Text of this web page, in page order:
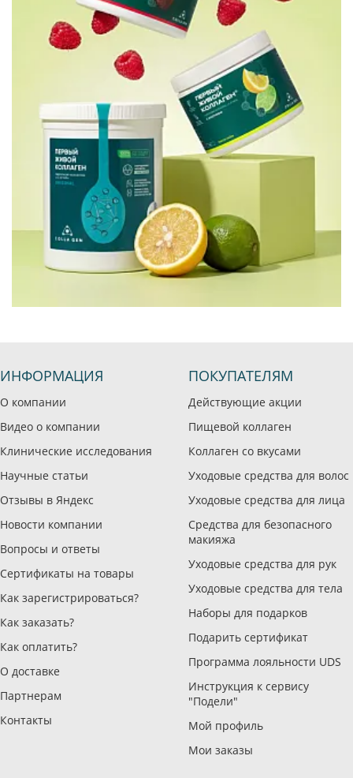
ИНФОРМАЦИЯ
О компании
Видео о компании
Клинические исследования
Научные статьи
Отзывы в Яндекс
Новости компании
Вопросы и ответы
Сертификаты на товары
Как зарегистрироваться?
Как заказать?
Как оплатить?
О доставке
Партнерам
Контакты
ПОКУПАТЕЛЯМ
Действующие акции
Пищевой коллаген
Коллаген со вкусами
Уходовые средства для волос
Уходовые средства для лица
Средства для безопасного
макияжа
Уходовые средства для рук
Уходовые средства для тела
Наборы для подарков
Подарить сертификат
Программа лояльности UDS
Инструкция к сервису
"Подели"
Мой профиль
Мои заказы